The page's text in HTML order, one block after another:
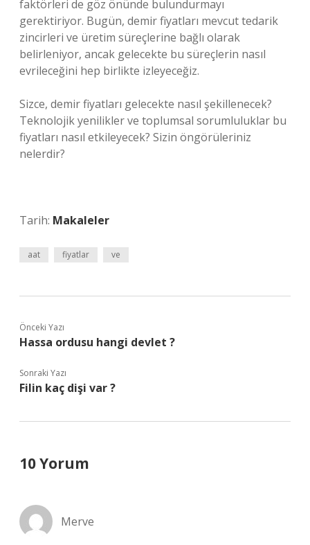
faktörleri de göz önünde bulundurmayı
gerektiriyor. Bugün, demir fiyatları mevcut tedarik
zincirleri ve üretim süreçlerine bağlı olarak
belirleniyor, ancak gelecekte bu süreçlerin nasıl
evrileceğini hep birlikte izleyeceğiz.
Sizce, demir fiyatları gelecekte nasıl şekillenecek?
Teknolojik yenilikler ve toplumsal sorumluluklar bu
fiyatları nasıl etkileyecek? Sizin öngörüleriniz
nelerdir?
Tarih: Makaleler
aat fiyatlar ve
Önceki Yazı
Hassa ordusu hangi devlet ?
Sonraki Yazı
Filin kaç dişi var ?
10 Yorum
Merve